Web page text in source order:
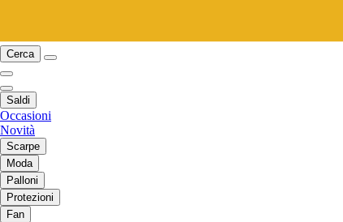
Cerca
Saldi
Occasioni
Novità
Scarpe
Moda
Palloni
Protezioni
Fan